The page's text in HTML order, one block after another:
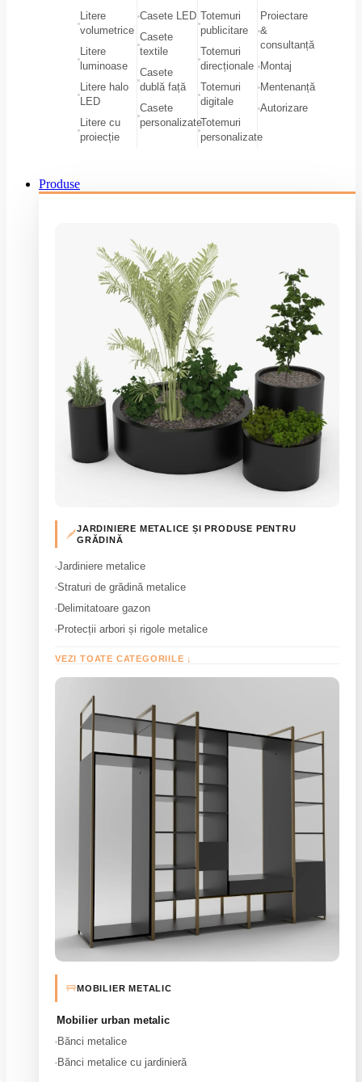
Litere
volumetrice
Litere
luminoase
Litere halo
LED
Litere cu
proiecție
Casete LED
Casete
textile
Casete
dublă față
Casete
personalizate
Totemuri
publicitare
Totemuri
direcționale
Totemuri
digitale
Totemuri
personalizate
Proiectare
&
consultanță
Montaj
Mentenanță
Autorizare
Produse
JARDINIERE METALICE ȘI PRODUSE PENTRU
GRĂDINĂ
Jardiniere metalice
Straturi de grădină metalice
Delimitatoare gazon
Protecții arbori și rigole metalice
VEZI TOATE CATEGORIILE ↓
MOBILIER METALIC
Mobilier urban metalic
Bănci metalice
Bănci metalice cu jardinieră